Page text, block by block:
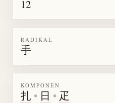
12
RADIKAL
手
KOMPONEN
扎 • 日 • 疋